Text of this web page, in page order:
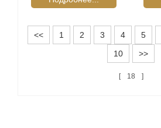
<< 1 2 3 4 5
10
>>
18